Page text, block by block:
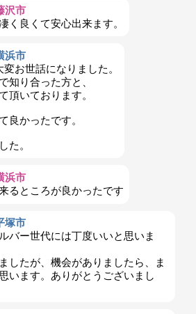
沢市
く良くて安心出来ます。
浜市
お世話になりました。
知り合った方と、
頂いております。
良かったです。
た。
浜市
るところが良かったです
塚市
バー世代には丁度いいと思いま
したが、機会がありましたら、ま
います。ありがとうございまし